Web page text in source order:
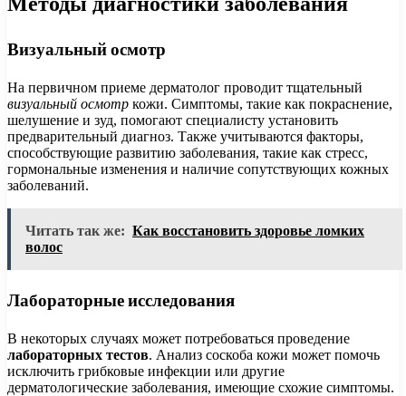
Визуальный осмотр
На первичном приеме дерматолог проводит тщательный
визуальный осмотр кожи. Симптомы, такие как покраснение,
шелушение и зуд, помогают специалисту установить
предварительный диагноз. Также учитываются факторы,
способствующие развитию заболевания, такие как стресс,
гормональные изменения и наличие сопутствующих кожных
заболеваний.
Читать так же: Как восстановить здоровье ломких
волос
Лабораторные исследования
В некоторых случаях может потребоваться проведение
лабораторных тестов. Анализ соскоба кожи может помочь
исключить грибковые инфекции или другие
дерматологические заболевания, имеющие схожие симптомы.